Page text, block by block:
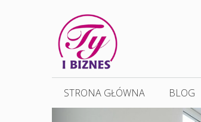
STRONA GŁÓWNA BLOG